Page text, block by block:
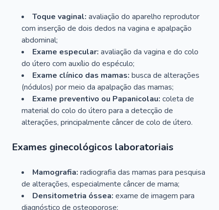
Toque vaginal: avaliação do aparelho reprodutor
com inserção de dois dedos na vagina e apalpação
abdominal;
Exame especular: avaliação da vagina e do colo
do útero com auxílio do espéculo;
Exame clínico das mamas: busca de alterações
(nódulos) por meio da apalpação das mamas;
Exame preventivo ou Papanicolau: coleta de
material do colo do útero para a detecção de
alterações, principalmente câncer de colo de útero.
Exames ginecológicos laboratoriais
Mamografia: radiografia das mamas para pesquisa
de alterações, especialmente câncer de mama;
Densitometria óssea: exame de imagem para
diagnóstico de osteoporose;